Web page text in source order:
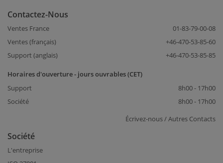
Contactez-Nous
Ventes France
01-83-79-00-08
Ventes (français)
+46-470-53-85-60
Support (anglais)
+46-470-53-85-85
Horaires d'ouverture - jours ouvrables (CET)
Support
8h00 - 17h00
Société
8h00 - 17h00
Écrivez-nous / Autres Contacts
Société
L'entreprise